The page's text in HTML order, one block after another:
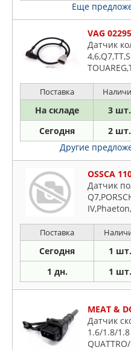
Еще
VAG
Датчик
Поставка
На складе 3 шт.
Сегодня 2 шт.
Другие
OSSCA
Датчик
Поставка
Сегодня 1 шт.
1 дн. 1 шт.
MEAT &
Датчик
1.6/1.8/